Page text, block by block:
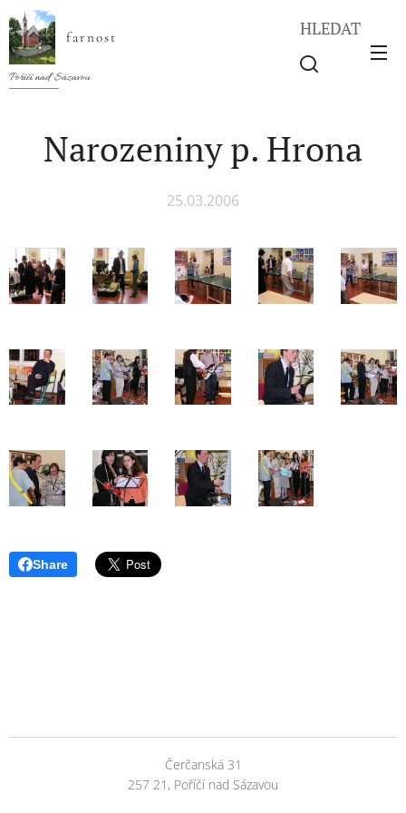
farnost
Poříčí nad Sázavou
HLEDAT
Narozeniny p. Hrona
25.03.2006
Share
Čerčanská 31
257 21, Poříčí nad Sázavou